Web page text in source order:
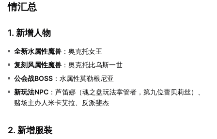
情汇总
1. 新增人物
全新水属性魔兽 ：奥克托女王
复刻风属性魔兽 ：奥克托比乌斯一世
公会战BOSS ：水属性莫勒根尼亚
新玩法NPC ：芦笛娜（魂之盘玩法掌管者，第九位蕾贝莉丝）、
赌场主办人米卡艾拉、反派斐杰
2. 新增服装